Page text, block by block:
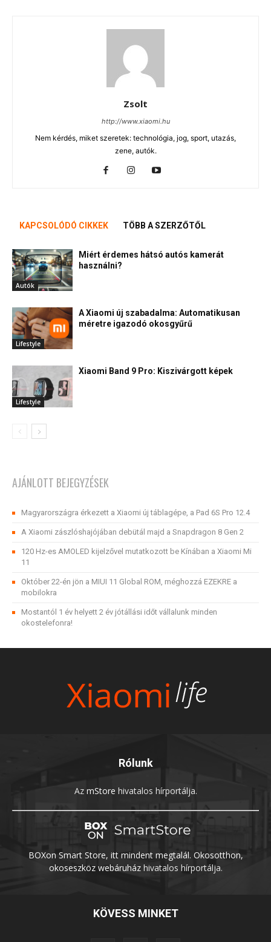
Zsolt
http://www.xiaomi.hu
Nem kérdés, miket szeretek: technológia, jog, sport, utazás,
zene, autók.
KAPCSOLÓDÓ CIKKEK TÖBB A SZERZŐTŐL
Autók
Miért érdemes hátsó autós kamerát
használni?
Lifestyle
A Xiaomi új szabadalma: Automatikusan
méretre igazodó okosgyűrű
Lifestyle
Xiaomi Band 9 Pro: Kiszivárgott képek
AJÁNLOTT BEJEGYZÉSEK
Magyarországra érkezett a Xiaomi új táblagépe, a Pad 6S Pro 12.4
A Xiaomi zászlóshajójában debütál majd a Snapdragon 8 Gen 2
120 Hz-es AMOLED kijelzővel mutatkozott be Kínában a Xiaomi Mi
11
Október 22-én jön a MIUI 11 Global ROM, méghozzá EZEKRE a
mobilokra
Mostantól 1 év helyett 2 év jótállási időt vállalunk minden
okostelefonra!
Rólunk
Az mStore hivatalos hírportálja.
BOXon Smart Store, itt mindent megtalál. Okosotthon,
okoseszköz webáruházhivatalos hírportálja.
KÖVESS MINKET